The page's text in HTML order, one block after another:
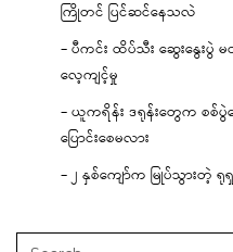
ကြိုတင် ပြင်ဆင်နေသလဲ
– ပီကင်း ထိပ်သီး ဆွေးနွေးပွဲ
လေ့ကျင့်မှု
– ယူကရိန်း ဒရုန်းတွေက စ
ပြောင်းစေမလား
– ၂ နှစ်ကျော်က မြုပ်သွားတဲ့